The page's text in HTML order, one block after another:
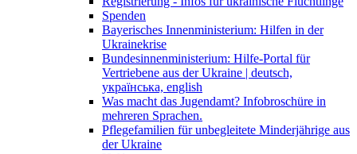
Spenden
Bayerisches Innenministerium: Hilfen in der
Ukrainekrise
Bundesinnenministerium: Hilfe-Portal für
Vertriebene aus der Ukraine | deutsch,
українська, english
Was macht das Jugendamt? Infobroschüre in
mehreren Sprachen.
Pflegefamilien für unbegleitete Minderjährige aus
der Ukraine